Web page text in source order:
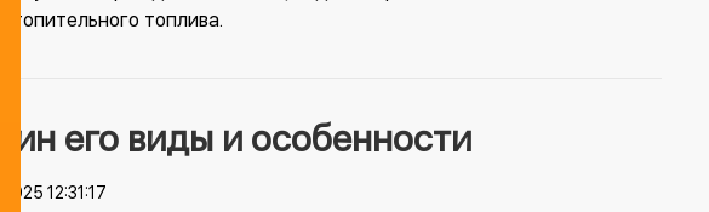
отопительного топлива.
его виды и особенности
12:31:17